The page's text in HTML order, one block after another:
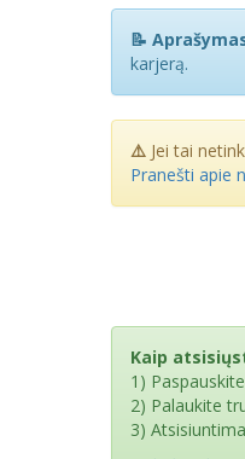
📝
karjerą.
⚠️ Jei tai
Pranešti apie
Kaip
1)
2) Palaukite
3)